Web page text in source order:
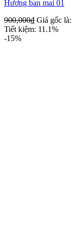
Hương ban mai 01
900,000₫ Giá gốc
Tiết kiệm: 11.1%
-15%